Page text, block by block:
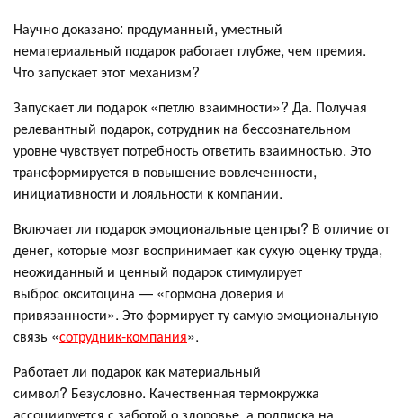
Научно доказано: продуманный, уместный
нематериальный подарок работает глубже, чем премия.
Что запускает этот механизм?
Запускает ли подарок «петлю взаимности»? Да. Получая
релевантный подарок, сотрудник на бессознательном
уровне чувствует потребность ответить взаимностью. Это
трансформируется в повышение вовлеченности,
инициативности и лояльности к компании.
Включает ли подарок эмоциональные центры? В отличие от
денег, которые мозг воспринимает как сухую оценку труда,
неожиданный и ценный подарок стимулирует
выброс окситоцина — «гормона доверия и
привязанности». Это формирует ту самую эмоциональную
связь «сотрудник-компания».
Работает ли подарок как материальный
символ? Безусловно. Качественная термокружка
ассоциируется с заботой о здоровье, а подписка на